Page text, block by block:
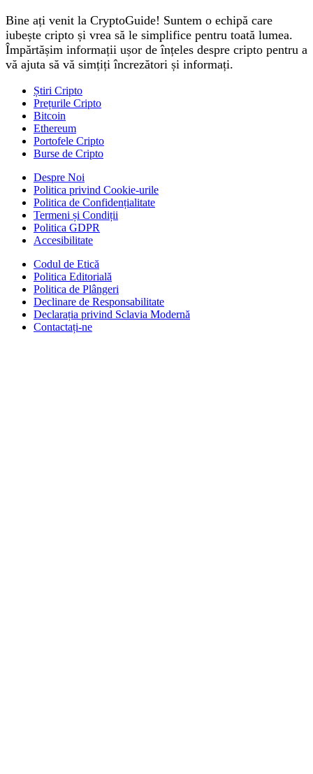
Bine ați venit la CryptoGuide! Suntem o echipă care
iubește cripto și vrea să le simplifice pentru toată lumea.
Împărtășim informații ușor de înțeles despre cripto pentru a
vă ajuta să vă simțiți încrezători și informați.
Știri Cripto
Prețurile Cripto
Bitcoin
Ethereum
Portofele Cripto
Burse de Cripto
Despre Noi
Politica privind Cookie-urile
Politica de Confidențialitate
Termeni și Condiții
Politica GDPR
Accesibilitate
Codul de Etică
Politica Editorială
Politica de Plângeri
Declinare de Responsabilitate
Declarația privind Sclavia Modernă
Contactați-ne